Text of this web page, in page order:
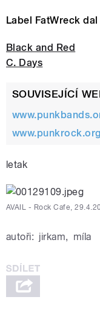
Label FatWreck
Black and Red
C. Days
SOUVISEJÍCÍ
www.punkrock.org
letak
AVAIL - Rock Cafe,
autoři: jirkam, míla